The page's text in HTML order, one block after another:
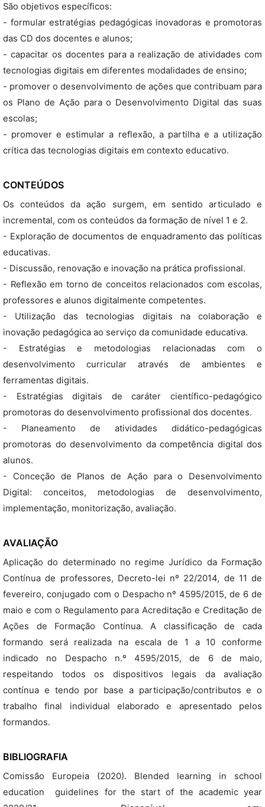
São objetivos específicos:
- formular estratégias pedagógicas inovadoras e promotoras
das CD dos docentes e alunos;
- capacitar os docentes para a realização de atividades com
tecnologias digitais em diferentes modalidades de ensino;
- promover o desenvolvimento de ações que contribuam para
os Plano de Ação para o Desenvolvimento Digital das suas
escolas;
- promover e estimular a reflexão, a partilha e a utilização
crítica das tecnologias digitais em contexto educativo.
CONTEÚDOS
Os conteúdos da ação surgem, em sentido articulado e
incremental, com os conteúdos da formação de nível 1 e 2.
- Exploração de documentos de enquadramento das políticas
educativas.
- Discussão, renovação e inovação na prática profissional.
- Reflexão em torno de conceitos relacionados com escolas,
professores e alunos digitalmente competentes.
- Utilização das tecnologias digitais na colaboração e
inovação pedagógica ao serviço da comunidade educativa.
- Estratégias e metodologias relacionadas com o
desenvolvimento curricular através de ambientes e
ferramentas digitais.
- Estratégias digitais de caráter científico-pedagógico
promotoras do desenvolvimento profissional dos docentes.
- Planeamento de atividades didático-pedagógicas
promotoras do desenvolvimento da competência digital dos
alunos.
- Conceção de Planos de Ação para o Desenvolvimento
Digital: conceitos, metodologias de desenvolvimento,
implementação, monitorização, avaliação.
AVALIAÇÃO
Aplicação do determinado no regime Jurídico da Formação
Contínua de professores, Decreto-lei nº 22/2014, de 11 de
fevereiro, conjugado com o Despacho nº 4595/2015, de 6 de
maio e com o Regulamento para Acreditação e Creditação de
Ações de Formação Contínua. A classificação de cada
formando será realizada na escala de 1 a 10 conforme
indicado no Despacho n.º 4595/2015, de 6 de maio,
respeitando todos os dispositivos legais da avaliação
contínua e tendo por base a participação/contributos e o
trabalho final individual elaborado e apresentado pelos
formandos.
BIBLIOGRAFIA
Comissão Europeia (2020). Blended learning in school
education  guidelines for the start of the academic year